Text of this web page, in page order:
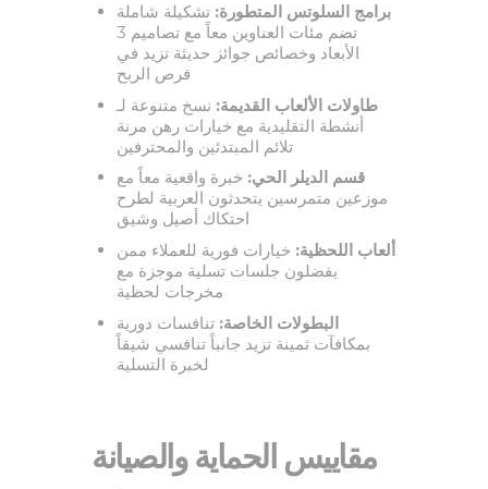
برامج السلوتس المتطورة: تشكيلة شاملة
تضم مئات العناوين معاً مع تصاميم 3
الأبعاد وخصائص جوائز حديثة تزيد في
فرص الربح
طاولات الألعاب القديمة: نسخ متنوعة لـ
أنشطة التقليدية مع خيارات رهن مرنة
تلائم المبتدئين والمحترفين
قسم الديلر الحي: خبرة واقعية معاً مع
موزعين متمرسين يتحدثون العربية لطرح
احتكاك أصيل وشيق
ألعاب اللحظية: خيارات فورية للعملاء ممن
يفضلون جلسات تسلية موجزة مع
مخرجات لحظية
البطولات الخاصة: تنافسات دورية
بمكافآت ثمينة تزيد جانباً تنافسي شيقاً
لخبرة التسلية
مقاييس الحماية والصيانة